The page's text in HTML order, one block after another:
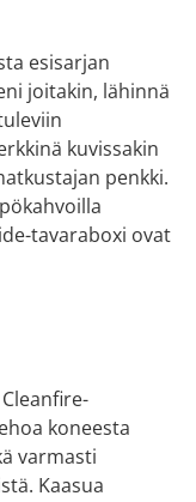
esisarjan
joitakin, lähinnä
kuvissakin
penkki.
tavaraboxi ovat
koneesta
varmasti
Kaasua